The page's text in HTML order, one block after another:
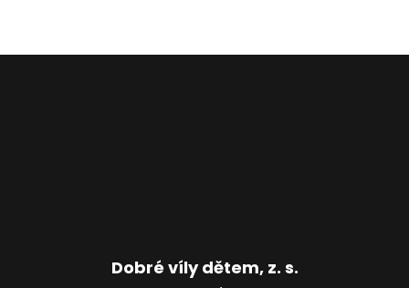
Dobré víly dětem, z. s.